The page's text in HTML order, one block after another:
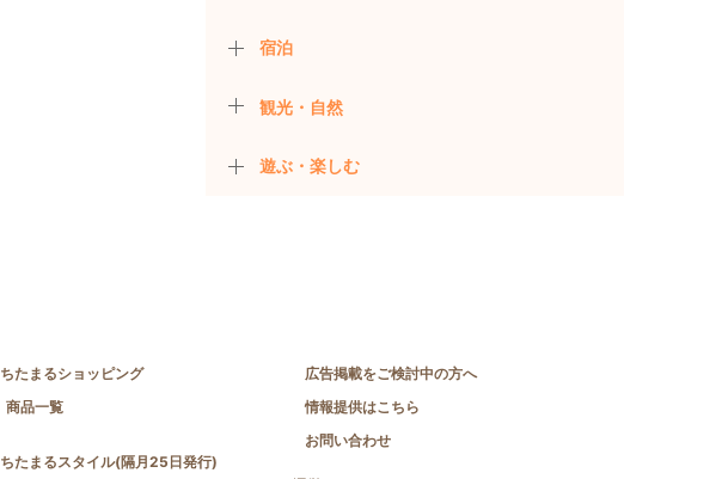
宿泊
観光・自然
遊ぶ・楽しむ
ちたまるショッピング
商品一覧
ちたまるスタイル(隔月25日発行)
広告掲載をご検討中の方へ
情報提供はこちら
お問い合わせ